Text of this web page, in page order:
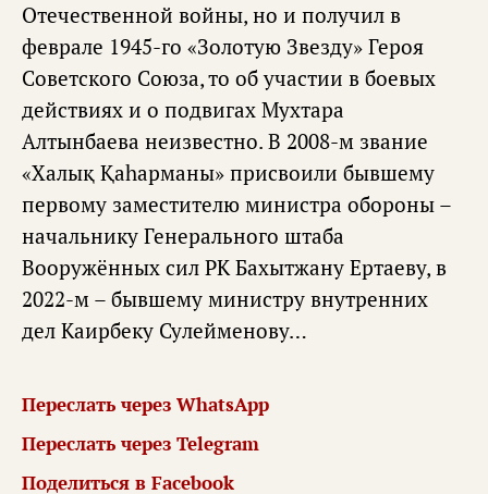
Отечественной войны, но и получил в
феврале 1945-го «Золотую Звезду» Героя
Советского Союза, то об участии в боевых
действиях и о подвигах Мухтара
Алтынбаева неизвестно. В 2008-м звание
«Халық Қаһарманы» присвоили бывшему
первому заместителю министра обороны –
начальнику Генерального штаба
Вооружённых сил РК Бахытжану Ертаеву, в
2022-м – бывшему министру внутренних
дел Каирбеку Сулейменову…
Переслать через WhatsApp
Переслать через Telegram
Поделиться в Facebook